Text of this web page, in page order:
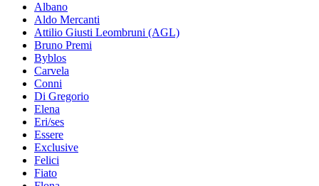
Albano
Aldo Mercanti
Attilio Giusti Leombruni (AGL)
Bruno Premi
Byblos
Carvela
Conni
Di Gregorio
Elena
Eri/ses
Essere
Exclusive
Felici
Fiato